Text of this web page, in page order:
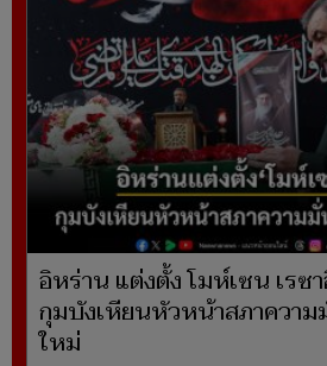
อิหร่าน แต่งตั้ง โมห์เซน เรซ
กุมบังเหียนหัวหน้าสภาควา
ใหม่